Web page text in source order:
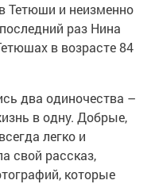
Тетюши и неизменно
раз Нина
в возрасте 84
два одиночества –
в одну. Добрые,
легко и
свой рассказ,
которые